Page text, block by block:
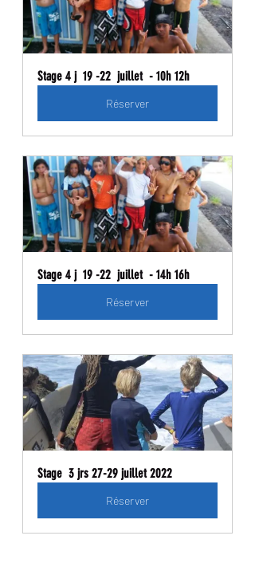
Stage 4 j  19 -22  juillet  - 10h 12h
Réserver
Stage 4 j  19 -22  juillet  - 14h 16h
Réserver
Stage  3 jrs 27-29 juillet 2022
Réserver